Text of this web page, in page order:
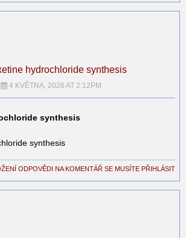
hydrochloride synthesis
4 KVĚTNA, 2026 AT 2:12PM
synthesis
synthesis
ODPOVĚDI NA KOMENTÁŘ SE MUSÍTE PŘIHLÁSIT